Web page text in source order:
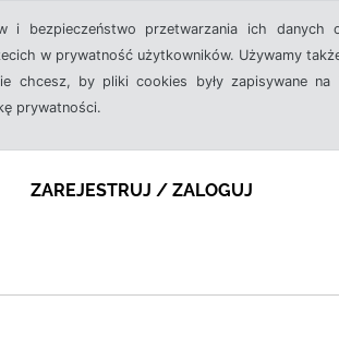
bezpieczeństwo przetwarzania ich danych
w prywatność użytkowników. Używamy
by pliki cookies były zapisywane na
prywatności.
ZAREJESTRUJ / ZALOGUJ